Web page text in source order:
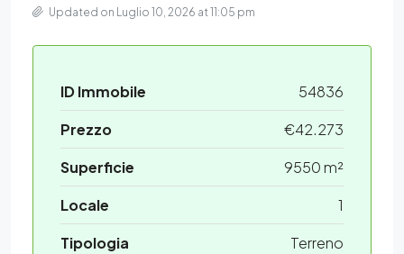
Updated on Luglio 10, 2026 at 11:05 pm
ID Immobile
54836
Prezzo
€42.273
Superficie
9550 m²
Locale
1
Tipologia
Terreno